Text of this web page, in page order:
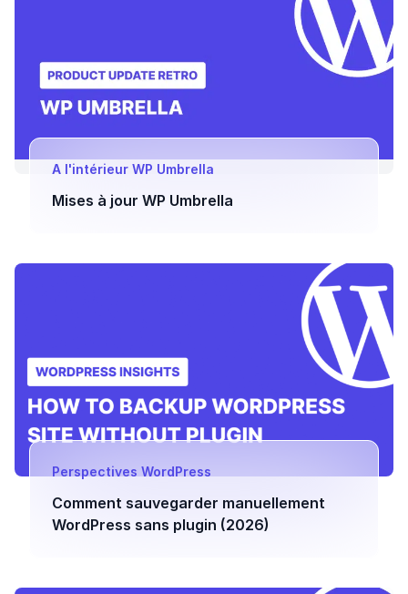
A l'intérieur WP Umbrella
Mises à jour WP Umbrella
Perspectives WordPress
Comment sauvegarder manuellement
WordPress sans plugin (2026)